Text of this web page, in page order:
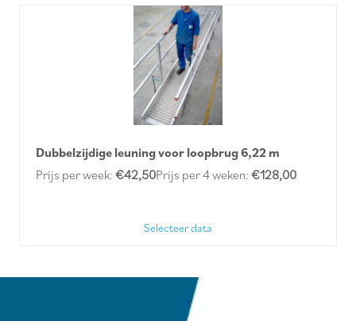
Dubbelzijdige leuning voor loopbrug 6,22 m
Prijs per week: €42,50Prijs per 4 weken: €128,00
Selecteer data